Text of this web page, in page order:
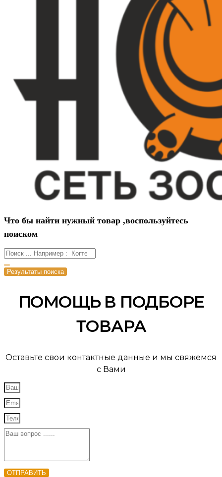
Что бы найти нужный товар ,воспользуйтесь
поиском
Результаты поиска
ПОМОЩЬ В ПОДБОРЕ
ТОВАРА
Оставьте свои контактные данные и мы свяжемся
с Вами
ОТПРАВИТЬ